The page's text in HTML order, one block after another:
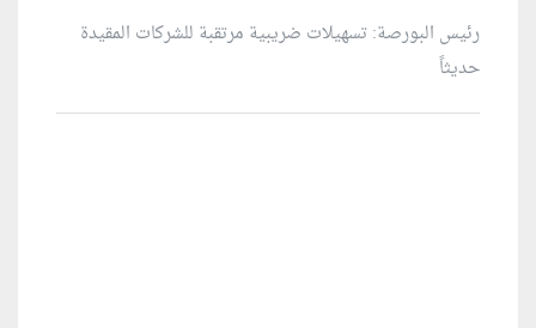
رئيس البورصة: تسهيلات ضريبية مرتقبة للشركات المقيدة
حديثاً